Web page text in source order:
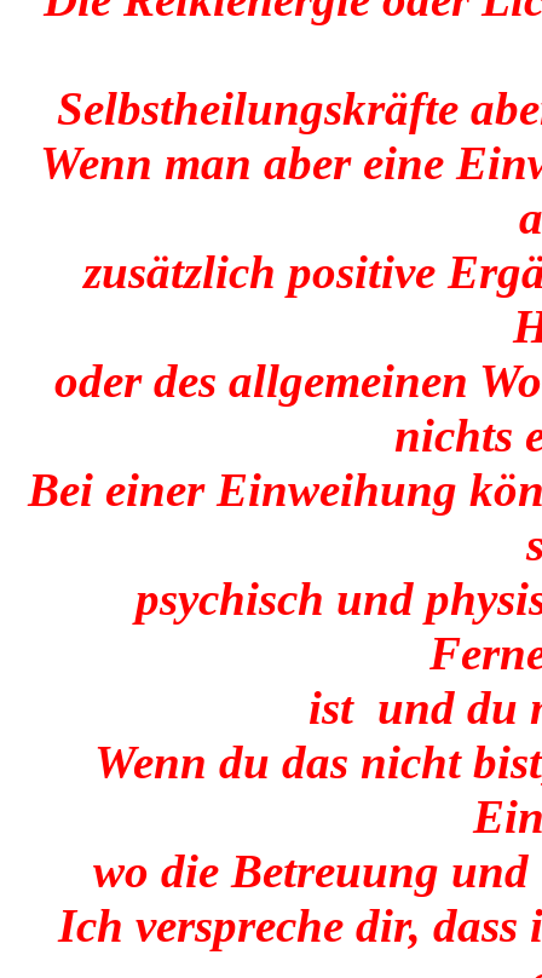
Selbstheilungskräfte
Wenn man aber eine
zusätzlich positive
oder des allgemeinen
nichts
Bei einer Einweihung
psychisch und
ist und du
Wenn du das nicht
wo die Betreuung
Ich verspreche dir,